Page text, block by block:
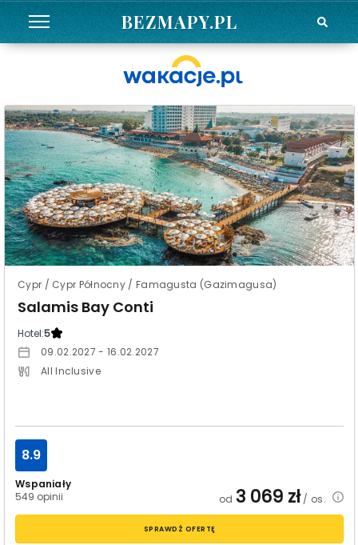
BEZMAPY.PL
Cypr / Cypr Północny / Famagusta (Gazimagusa)
Salamis Bay Conti
Hotel:5
09.02.2027 - 16.02.2027
All Inclusive
Wspaniały
549 opinii
8.9
od 3 069 zł/ os.
SPRAWDŹ OFERTĘ